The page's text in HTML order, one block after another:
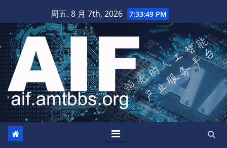
至
内
容
周五. 8 月 7th, 2026 7:33:50 PM